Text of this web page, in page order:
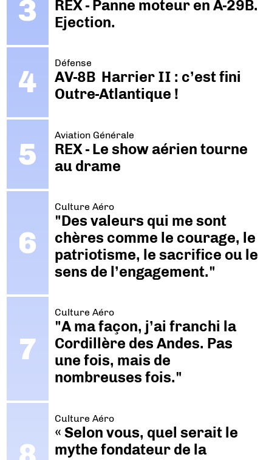
REX - Panne moteur en A-29B.
Ejection.
Défense
AV-8B Harrier II : c’est fini
Outre-Atlantique !
Aviation Générale
REX - Le show aérien tourne
au drame
Culture Aéro
"Des valeurs qui me sont
chères comme le courage, le
patriotisme, le sacrifice ou le
sens de l’engagement."
Culture Aéro
"A ma façon, j’ai franchi la
Cordillère des Andes. Pas
une fois, mais de
nombreuses fois."
Culture Aéro
« Selon vous, quel serait le
mythe fondateur de la